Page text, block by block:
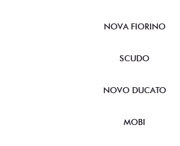
NOVA FIORINO
SCUDO
NOVO DUCATO
MOBI